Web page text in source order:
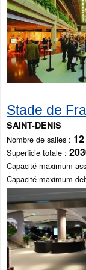
Stade de
SAINT-DENIS
Nombre de salles 12
Superficie totale
Capacité maximum
Capacité maximum